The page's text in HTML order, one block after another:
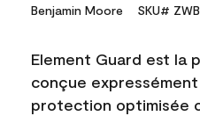
Benjamin Moore SKU#
Element Guard est la
conçue
protection optimisée